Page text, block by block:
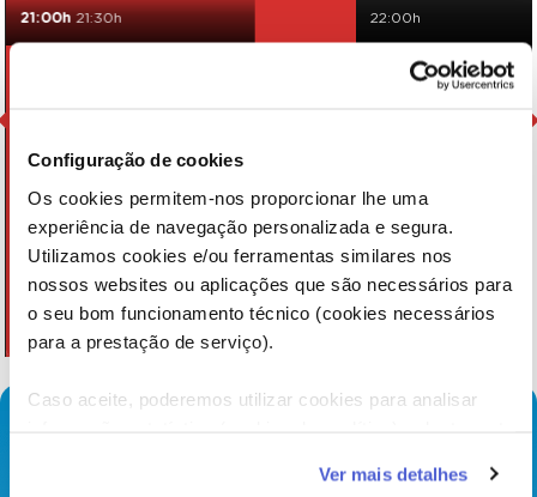
Configuração de cookies
Os cookies permitem-nos proporcionar lhe uma
experiência de navegação personalizada e segura.
Utilizamos cookies e/ou ferramentas similares nos
nossos websites ou aplicações que são necessários para
o seu bom funcionamento técnico (cookies necessários
para a prestação de serviço).
Caso aceite, poderemos utilizar cookies para analisar
funcionalidades (cookies de personalização e
Ver mais detalhes
21:00h 21:30h 22:00h